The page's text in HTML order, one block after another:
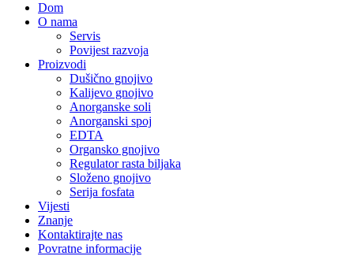
Dom
O nama
Servis
Povijest razvoja
Proizvodi
Dušično gnojivo
Kalijevo gnojivo
Anorganske soli
Anorganski spoj
EDTA
Organsko gnojivo
Regulator rasta biljaka
Složeno gnojivo
Serija fosfata
Vijesti
Znanje
Kontaktirajte nas
Povratne informacije